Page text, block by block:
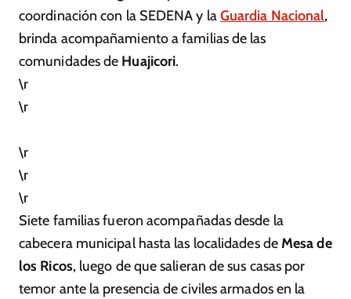
coordinación con la SEDENA y laGuardia Nacional,
brinda acompañamiento a familias de las
comunidades de Huajicori.
\r
\r
\r
\r
\r
Siete familias fueron acompañadas desde la
cabecera municipal hasta las localidades deMesa de
los Ricos, luego de que salieran de sus casas por
temor ante la presencia de civiles armados en la